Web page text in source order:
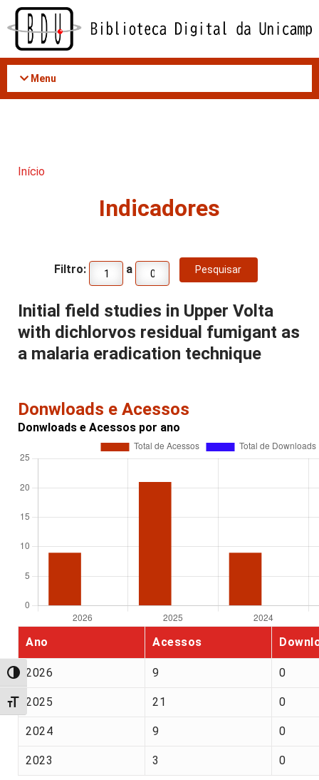
Acessar
conteúdo
Alternar alto contraste
Alternar tamanho da fonte
Menu
Início
Indicadores
Filtro: a
Initial field studies in Upper Volta
with dichlorvos residual fumigant as
a malaria eradication technique
Donwloads e Acessos
Donwloads e Acessos por ano
Ano Acessos
2026 9 0
2025 21 0
2024 9 0
2023 3 0